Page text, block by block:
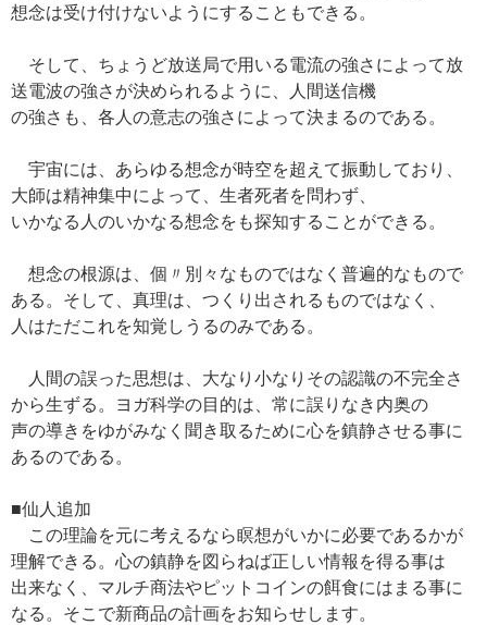
想念は受け付けないようにすることもできる。
そして、ちょうど放送局で用いる電流の強さによって放
送電波の強さが決められるように、人間送信機
の強さも、各人の意志の強さによって決まるのである。
宇宙には、あらゆる想念が時空を超えて振動しており、
大師は精神集中によって、生者死者を問わず、
いかなる人のいかなる想念をも探知することができる。
想念の根源は、個〃別々なものではなく普遍的なもので
ある。そして、真理は、つくり出されるものではなく、
人はただこれを知覚しうるのみである。
人間の誤った思想は、大なり小なりその認識の不完全さ
から生ずる。ヨガ科学の目的は、常に誤りなき内奥の
声の導きをゆがみなく聞き取るために心を鎮静させる事に
あるのである。
■仙人追加
この理論を元に考えるなら瞑想がいかに必要であるかが
理解できる。心の鎮静を図らねば正しい情報を得る事は
出来なく、マルチ商法やピットコインの餌食にはまる事に
なる。そこで新商品の計画をお知らせします。